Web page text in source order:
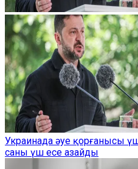
Украинада әуе қорғанысы
саны үш есе азайды